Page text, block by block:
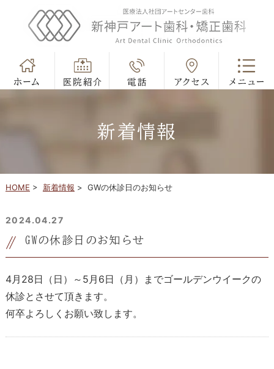
新着情報
HOME > 新着情報 > GWの休診日のお知らせ
2024.04.27
GWの休診日のお知らせ
4月28日（日）～5月6日（月）までゴールデンウイークの
休診とさせて頂きます。
何卒よろしくお願い致します。